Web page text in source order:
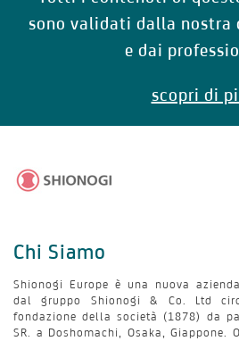
sono validati dalla nostra
e dai
scopri di
Chi Siamo
Shionogi Europe è una nuova
dal gruppo Shionogi & Co. Ltd
fondazione della società (1878) da
SR. a Doshomachi, Osaka, Giappone.